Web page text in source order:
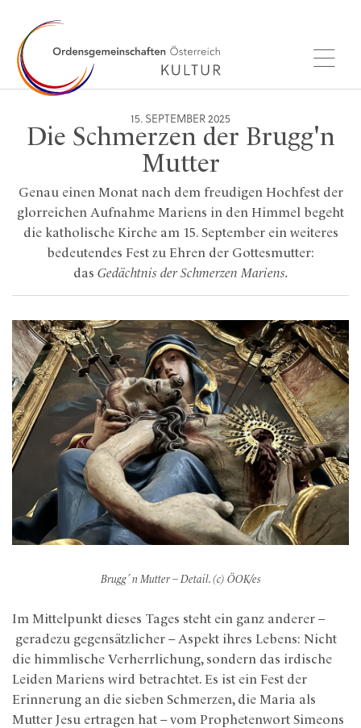
15. SEPTEMBER 2025
Die Schmerzen der Brugg'n
Mutter
Genau einen Monat nach dem freudigen Hochfest der
glorreichen Aufnahme Mariens in den Himmel begeht
die katholische Kirche am 15. September ein weiteres
bedeutendes Fest zu Ehren der Gottesmutter:
das Gedächtnis der Schmerzen Mariens.
Brugg´n Mutter – Detail. (c) ÖOK/es
Im Mittelpunkt dieses Tages steht ein ganz anderer –
geradezu gegensätzlicher – Aspekt ihres Lebens: Nicht
die himmlische Verherrlichung, sondern das irdische
Leiden Mariens wird betrachtet. Es ist ein Fest der
Erinnerung an die sieben Schmerzen, die Maria als
Mutter Jesu ertragen hat – vom Prophetenwort Simeons